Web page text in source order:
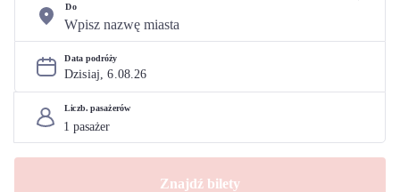
Do
Data podróży
Dzisiaj, 6.08.26
Liczb. pasażerów
Znajdź bilety